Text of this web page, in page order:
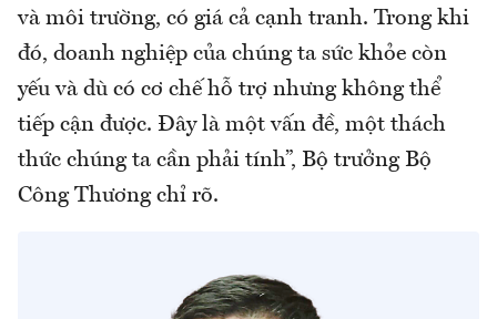
và môi trường, có giá cả cạnh tranh. Trong khi
đó, doanh nghiệp của chúng ta sức khỏe còn
yếu và dù có cơ chế hỗ trợ nhưng không thể
tiếp cận được. Đây là một vấn đề, một thách
thức chúng ta cần phải tính”, Bộ trưởng Bộ
Công Thương chỉ rõ.